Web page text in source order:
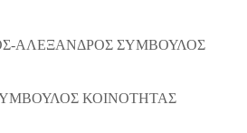
ΑΛΕΞΑΝΔΡΟΣ ΣΥΜΒΟΥΛΟΣ
ΚΟΙΝΟΤΗΤΑΣ